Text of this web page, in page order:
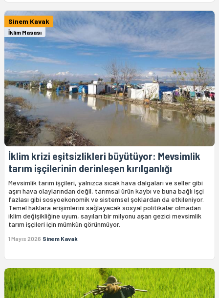
Sinem Kavak
İklim Masası
İklim krizi eşitsizlikleri büyütüyor: Mevsimlik
tarım işçilerinin derinleşen kırılganlığı
Mevsimlik tarım işçileri, yalnızca sıcak hava dalgaları ve seller gibi
aşırı hava olaylarından değil, tarımsal ürün kaybı ve buna bağlı işçi
fazlası gibi sosyoekonomik ve sistemsel şoklardan da etkileniyor.
Temel haklara erişimlerini sağlayacak sosyal politikalar olmadan
iklim değişikliğine uyum, sayıları bir milyonu aşan gezici mevsimlik
tarım işçileri için mümkün görünmüyor.
1 Mayıs 2026 Sinem Kavak